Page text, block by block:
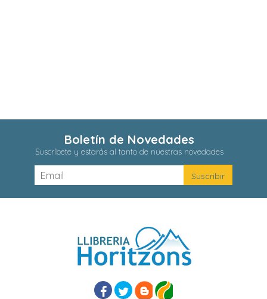
Boletín de Novedades
Suscríbete y estarás al tanto de nuestras novedades